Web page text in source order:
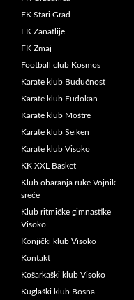
FK Stari Grad
FK Zanatlije
FK Zmaj
Football club Kosmos
Karate klub Budućnost
Karate klub Fudokan
Karate klub Moštre
Karate klub Seiken
Karate klub Visoko
KK XXL Basket
Klub obaranja ruke Vojnik
sreće
Klub ritmičke gimnastike
Visoko
Konjički klub Visoko
Kontakt
Košarkaški klub Visoko
Kuglaški klub Bosna